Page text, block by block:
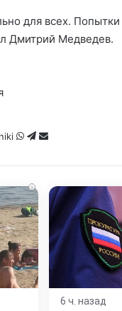
для всех.
Дмитрий Медведев.
WhatsApp
Telegram
Share
Email
i
6 ч. назад